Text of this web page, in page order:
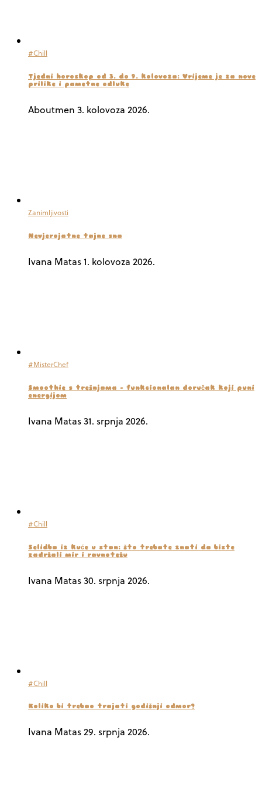
#Chill
Tjedni horoskop od 3. do 9. kolovoza: Vrijeme je za nove
prilike i pametne odluke
Aboutmen 3. kolovoza 2026.
Zanimljivosti
Nevjerojatne tajne sna
Ivana Matas1. kolovoza 2026.
#MisterChef
Smoothie s trešnjama – funkcionalan doručak koji puni
energijom
Ivana Matas31. srpnja 2026.
#Chill
Selidba iz kuće u stan: što trebate znati da biste
zadržali mir i ravnotežu
Ivana Matas30. srpnja 2026.
#Chill
Koliko bi trebao trajati godišnji odmor?
Ivana Matas29. srpnja 2026.